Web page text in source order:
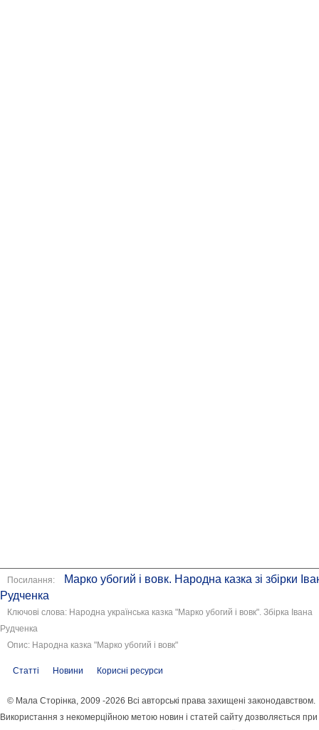
Посилання:
Марко убогий і вовк. Народна казка зі збірки
Рудченка
Ключові слова: Народна українська казка "Марко убогий і вовк". Збірка Івана
Рудченка
Опис: Народна казка "Марко убогий і вовк"
Статті Новини Корисні ресурси
© Мала Сторінка, 2009 -2026 Всі авторські права захищені законодавством.
Використання з некомерційною метою новин і статей сайту дозволяється при